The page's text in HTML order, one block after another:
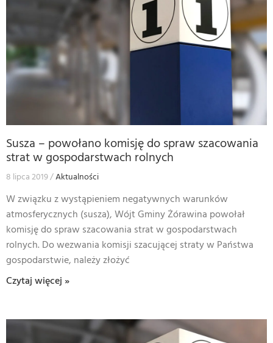
Susza – powołano komisję do spraw szacowania
strat w gospodarstwach rolnych
8 lipca 2019 Aktualności
W związku z wystąpieniem negatywnych warunków
atmosferycznych (susza), Wójt Gminy Żórawina powołał
komisję do spraw szacowania strat w gospodarstwach
rolnych. Do wezwania komisji szacującej straty w Państwa
gospodarstwie, należy złożyć
Czytaj więcej »